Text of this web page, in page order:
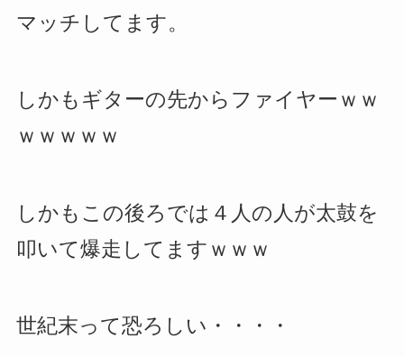
マッチしてます。
しかもギターの先からファイヤーｗｗ
ｗｗｗｗｗ
しかもこの後ろでは４人の人が太鼓を
叩いて爆走してますｗｗｗ
世紀末って恐ろしい・・・・